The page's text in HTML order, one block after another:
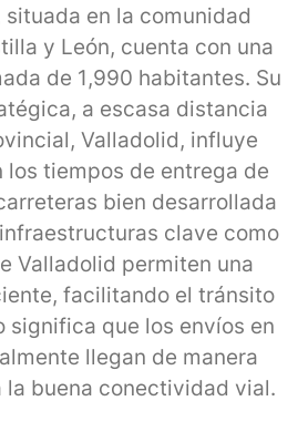
situada en la comunidad
y León, cuenta con una
de 1,990 habitantes. Su
a escasa distancia
Valladolid, influye
los tiempos de entrega de
bien desarrollada
clave como
Valladolid permiten una
facilitando el tránsito
significa que los envíos en
llegan de manera
la buena conectividad vial.